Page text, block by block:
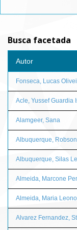
Busca facetada
Autor
Fonseca, Lucas
Acle, Yussef Guardia
Alamgeer, Sana
Albuquerque,
Albuquerque, Silas
Almeida, Marcone
Almeida, Maria
Alvarez Fernandez,